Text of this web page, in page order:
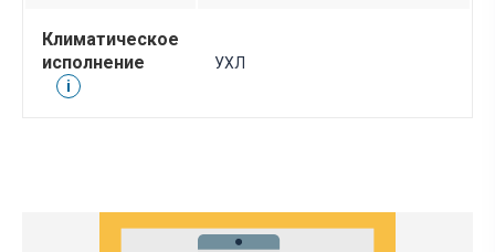
Климатическое
исполнение
i
УХЛ